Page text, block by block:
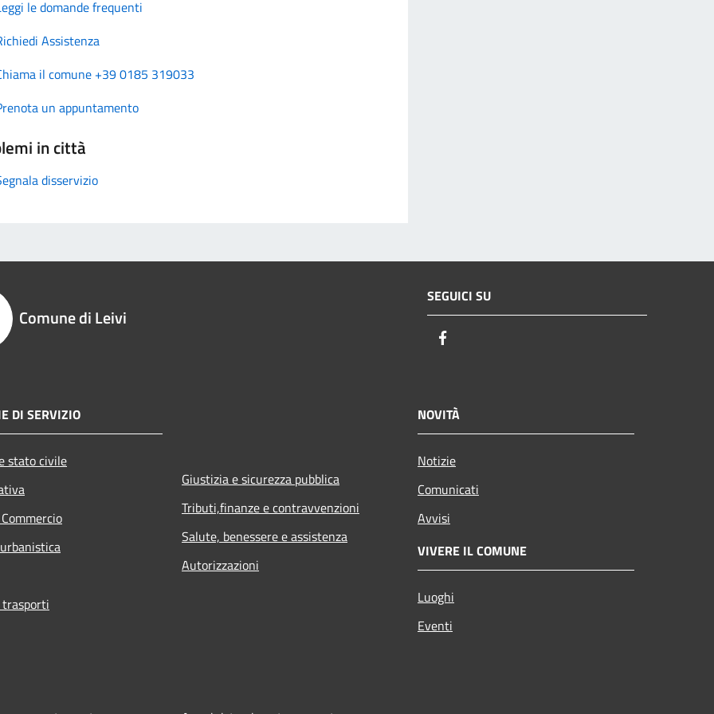
le domande frequenti
Assistenza
il comune +39 0185 319033
un appuntamento
in città
disservizio
Comune di Leivi
SEGUICI SU
DI SERVIZIO
stato civile
Giustizia e sicurezza pubblica
Tributi,finanze e contravvenzioni
Salute, benessere e assistenza
Autorizzazioni
NOVITÀ
Notizie
Comunicati
Avvisi
VIVERE IL COMUNE
Luoghi
Eventi